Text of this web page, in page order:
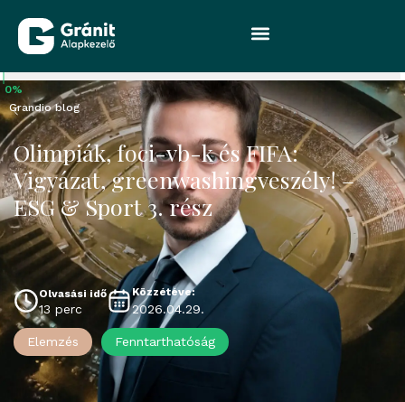
Grandio blog
Olimpiák, foci-vb-k és FIFA:
Vigyázat, greenwashingveszély! –
ESG & Sport 3. rész
Olvasási idő
13 perc
Közzétéve:
2026.04.29.
Elemzés Fenntarthatóság
0%